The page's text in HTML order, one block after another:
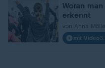
Woran
erkennt
mit Video